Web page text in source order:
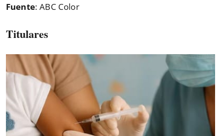
Fuente: ABC Color
Titulares